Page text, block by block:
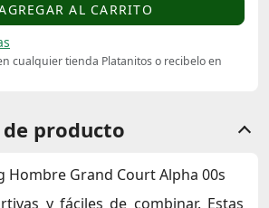
AL CARRITO
cualquier tienda Platanitos o recibelo en
producto
Hombre Grand Court Alpha 00s
y fáciles de combinar. Estas